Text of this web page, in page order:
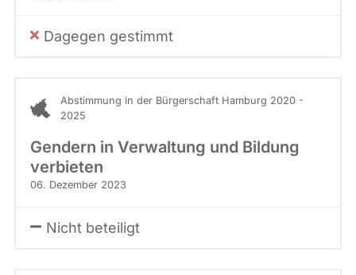
Dagegen gestimmt
Abstimmung in der Bürgerschaft Hamburg 2020 -
2025
Gendern in Verwaltung und Bildung
verbieten
06. Dezember 2023
Nicht beteiligt